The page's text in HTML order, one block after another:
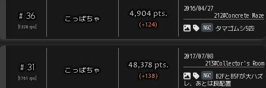
# 36
1328 rps
こっぱちゃ 4,904 pts.
(+124)
2016/04/27
212#Concrete Maze
NGC タマゴムシ5匹
# 31
1761 rps
こっぱちゃ 48,378 pts.
(+138)
2017/07/08
213#Collector's Room
NGC
B2FとB5Fが大ハズ
レ、あとは良配置